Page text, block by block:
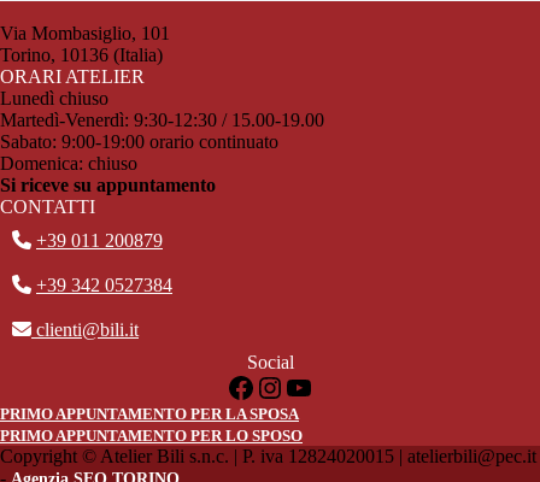
Via Mombasiglio, 101
Torino, 10136 (Italia)
ORARI ATELIER
Lunedì chiuso
Martedì-Venerdì: 9:30-12:30 / 15.00-19.00
Sabato: 9:00-19:00 orario continuato
Domenica: chiuso
Si riceve su appuntamento
CONTATTI
+39 011 200879
+39 342 0527384
clienti@bili.it
Social
Facebook
Instagram
YouTube
PRIMO APPUNTAMENTO PER LA SPOSA
PRIMO APPUNTAMENTO PER LO SPOSO
Copyright © Atelier Bili s.n.c. | P. iva 12824020015 | atelierbili@pec.it
-